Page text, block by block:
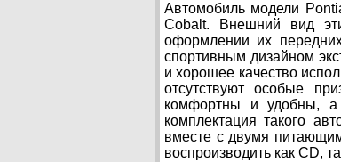
Автомобиль модели
Cobalt. Внешний вид
оформлении их
спортивным дизайном
и хорошее качество
отсутствуют особые
комфортны и удобны, а
комплектация такого
вместе с двумя
воспроизводить как CD,